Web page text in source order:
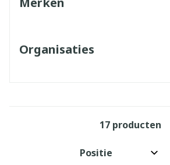
Organisaties
17 producten
Sorteer op: